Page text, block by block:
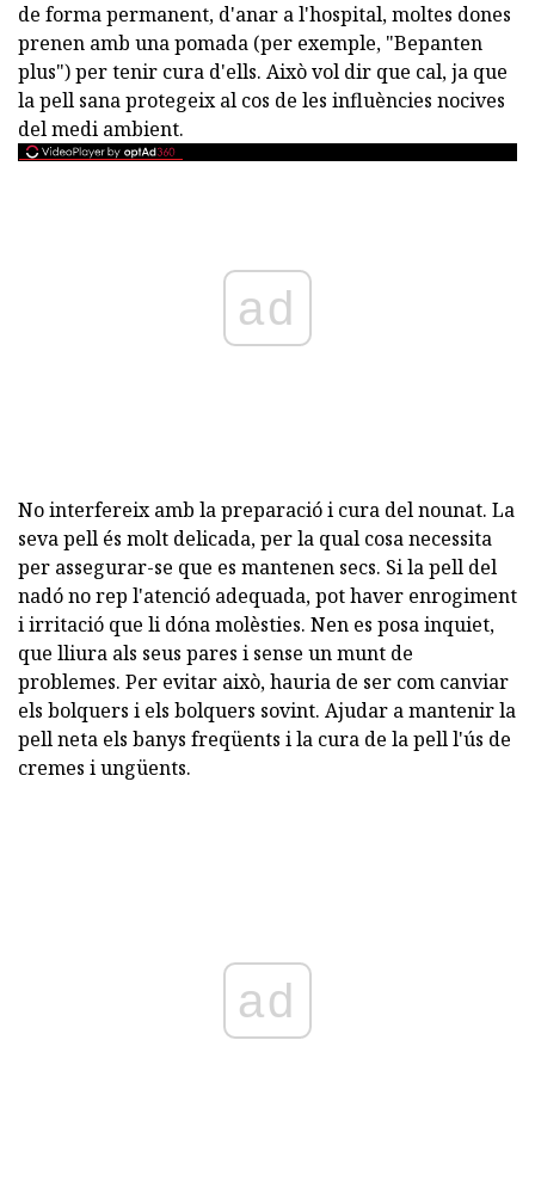
de forma permanent, d'anar a l'hospital, moltes dones
prenen amb una pomada (per exemple, "Bepanten
plus") per tenir cura d'ells. Això vol dir que cal, ja que
la pell sana protegeix al cos de les influències nocives
del medi ambient.
ad
No interfereix amb la preparació i cura del nounat. La
seva pell és molt delicada, per la qual cosa necessita
per assegurar-se que es mantenen secs. Si la pell del
nadó no rep l'atenció adequada, pot haver enrogiment
i irritació que li dóna molèsties. Nen es posa inquiet,
que lliura als seus pares i sense un munt de
problemes. Per evitar això, hauria de ser com canviar
els bolquers i els bolquers sovint. Ajudar a mantenir la
pell neta els banys freqüents i la cura de la pell l'ús de
cremes i ungüents.
ad